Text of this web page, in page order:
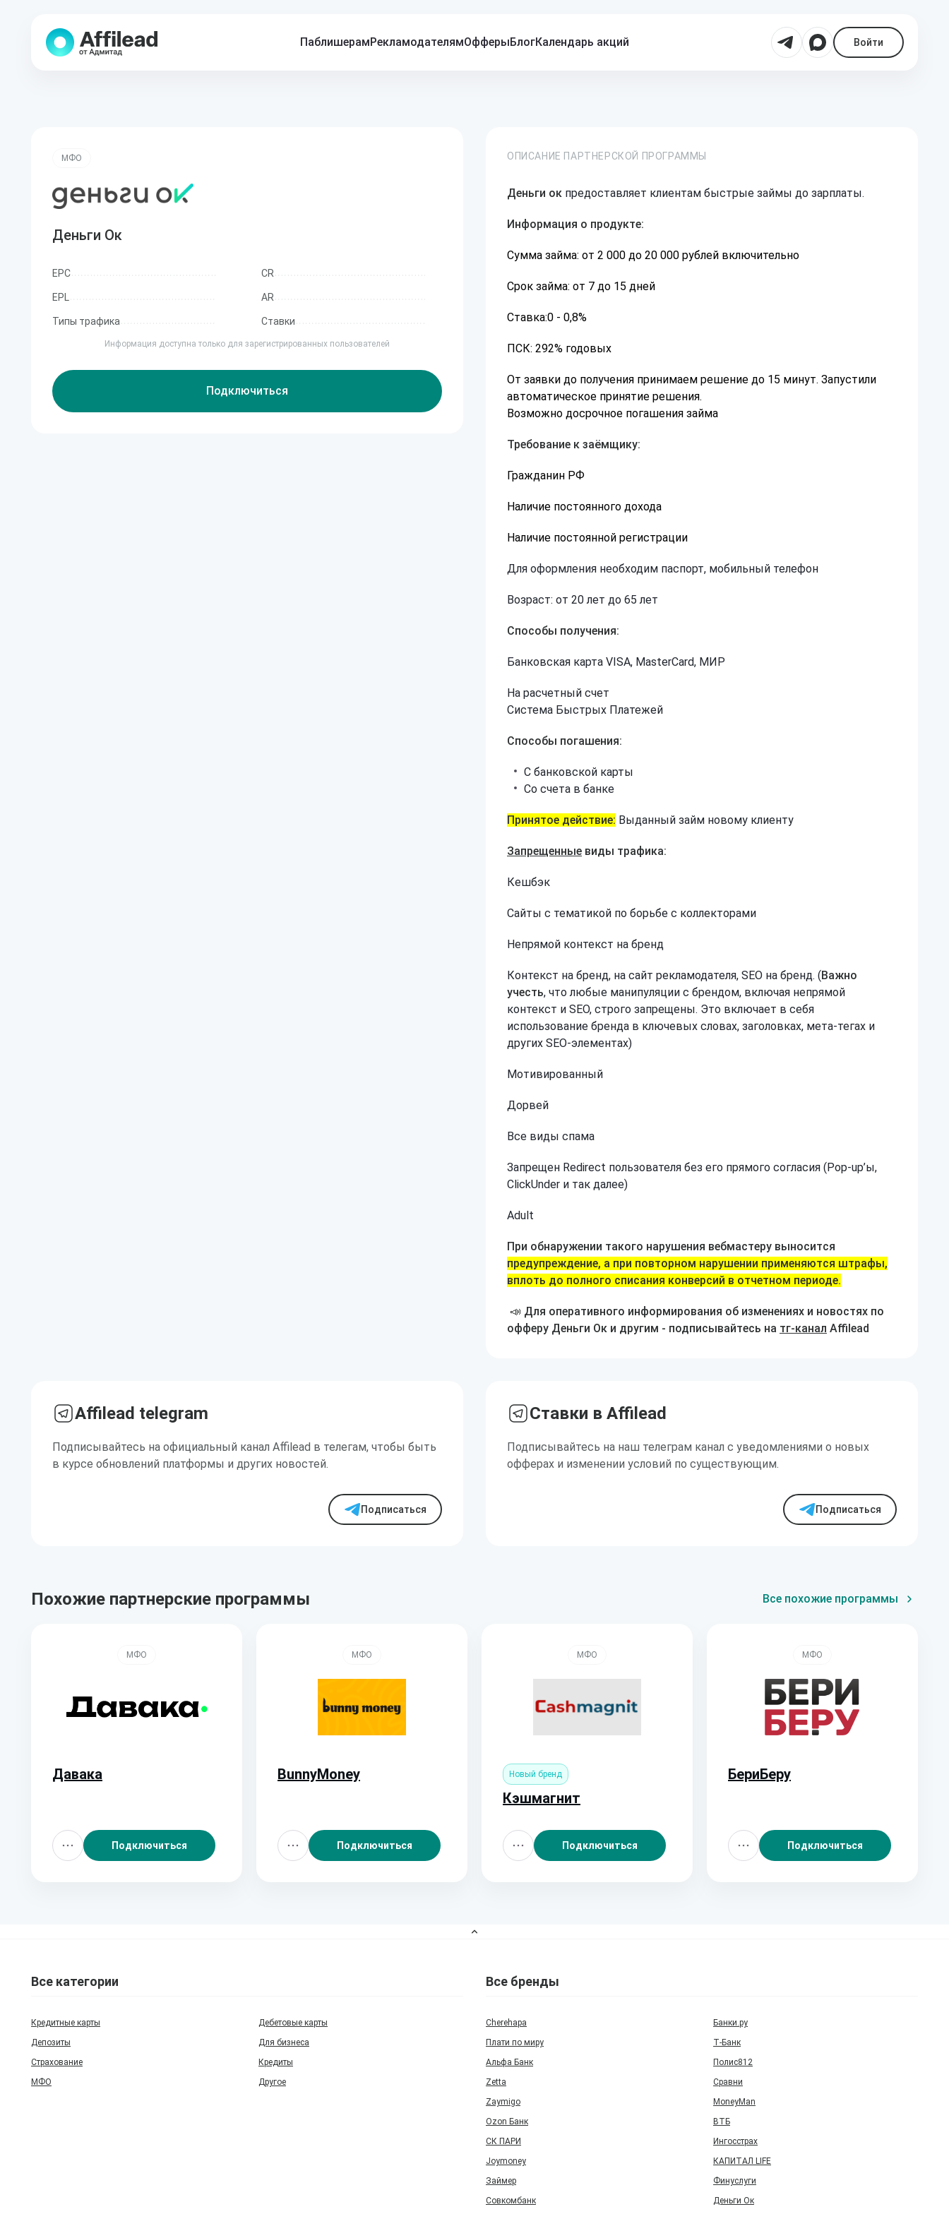
ПаблишерамРекламодателямОфферыБлогКалендарь акций Войти
МФО
Деньги Ок
EPC CR
EPL AR
Типы трафика Ставки
Информация доступна только для зарегистрированных пользователей
Подключиться
ОПИСАНИЕ ПАРТНЕРСКОЙ ПРОГРАММЫ
Деньги ок предоставляет клиентам быстрые займы до зарплаты.
Информация о продукте:
Сумма займа: от 2 000 до 20 000 рублей включительно
Срок займа: от 7 до 15 дней
Ставка:0 - 0,8%
ПСК: 292% годовых
От заявки до получения принимаем решение до 15 минут. Запустили
автоматическое принятие решения.
Возможно досрочное погашения займа
Требование к заёмщику:
Гражданин РФ
Наличие постоянного дохода
Наличие постоянной регистрации
Для оформления необходим паспорт, мобильный телефон
Возраст: от 20 лет до 65 лет
Способы получения:
Банковская карта VISA, MasterCard, МИР
На расчетный счет
Система Быстрых Платежей
Способы погашения:
С банковской карты
Со счета в банке
Принятое действие: Выданный займ новому клиенту
Запрещенные виды трафика:
Кешбэк
Сайты с тематикой по борьбе с коллекторами
Непрямой контекст на бренд
Контекст на бренд, на сайт рекламодателя, SEO на бренд. (Важно
учесть, что любые манипуляции с брендом, включая непрямой
контекст и SEO, строго запрещены. Это включает в себя
использование бренда в ключевых словах, заголовках, мета-тегах и
других SEO-элементах)
Мотивированный
Дорвей
Все виды спама
Запрещен Redirect пользователя без его прямого согласия (Pop-up’ы,
ClickUnder и так далее)
Adult
При обнаружении такого нарушения вебмастеру выносится
предупреждение, а при повторном нарушении применяются штрафы,
вплоть до полного списания конверсий в отчетном периоде.
📣 Для оперативного информирования об изменениях и новостях по
офферу Деньги Ок и другим - подписывайтесь на тг-канал Affilead
Affilead telegram
Подписывайтесь на официальный канал Affilead в телегам, чтобы быть
в курсе обновлений платформы и других новостей.
Подписаться
Ставки в Affilead
Подписывайтесь на наш телеграм канал с уведомлениями о новых
офферах и изменении условий по существующим.
Подписаться
Похожие партнерские программы Все похожие программы
МФО
Давака
Подключиться
МФО
BunnyMoney
Подключиться
МФО
Новый бренд
Кэшмагнит
Подключиться
МФО
БериБеру
Подключиться
Все категории
Кредитные карты
Дебетовые карты
Депозиты
Для бизнеса
Страхование
Кредиты
МФО
Другое
Все бренды
Cherehapa
Банки.ру
Плати по миру
Т‑Банк
Альфа Банк
Полис812
Zetta
Сравни
Zaymigo
MoneyMan
Ozon Банк
ВТБ
СК ПАРИ
Ингосстрах
Joymoney
КАПИТАЛ LIFE
Займер
Финуслуги
Совкомбанк
Деньги Ок